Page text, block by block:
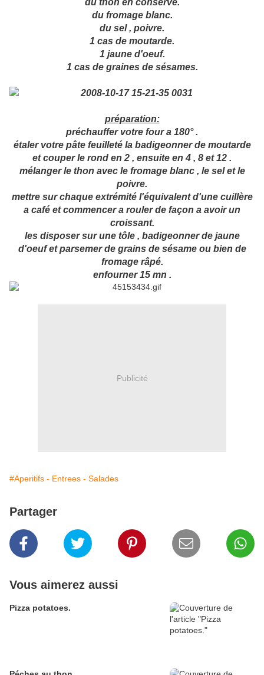
du thon en conserve.
du fromage blanc.
du sel , poivre.
1 cas de moutarde.
1 jaune d'oeuf.
1 cas de graines de sésames.
préparation:
préchauffer votre four a 180° .
étaler votre pâte feuilleté la badigeonner de moutarde
et couper le rond en 2 , ensuite en 4 , 8 et 12 .
mélanger le thon avec le fromage blanc , le sel et le
poivre.
mettre sur chaque extrémité l'équivalent d'une cuillère
a café et commencer a rouler de façon a avoir un
croissant.
les disposer sur une tôle , badigeonner de jaune
d'oeuf et parsemer de grains de sésame ou bien de
fromage râpé.
enfourner 15 mn .
Publicité
#Aperitifs - Entrees - Salades
Partager
Vous aimerez aussi
Pizza potatoes.